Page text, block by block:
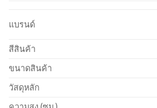
แบรนด์
สีสินค้า
ขนาดสินค้า
วัสดุหลัก